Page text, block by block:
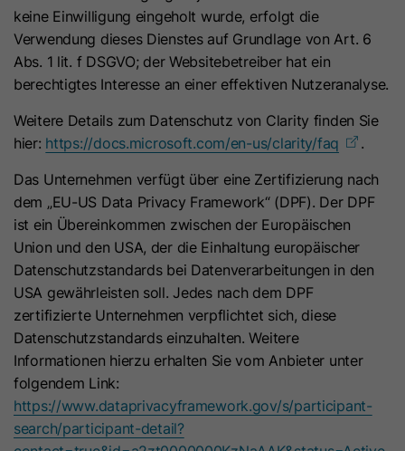
keine Einwilligung eingeholt wurde, erfolgt die
Verwendung dieses Dienstes auf Grundlage von Art. 6
Abs. 1 lit. f DSGVO; der Websitebetreiber hat ein
berechtigtes Interesse an einer effektiven Nutzeranalyse.
Weitere Details zum Datenschutz von Clarity finden Sie
hier: https://docs.microsoft.com/en-us/clarity/faq
.
Das Unternehmen verfügt über eine Zertifizierung nach
dem „EU-US Data Privacy Framework“ (DPF). Der DPF
ist ein Übereinkommen zwischen der Europäischen
Union und den USA, der die Einhaltung europäischer
Datenschutzstandards bei Datenverarbeitungen in den
USA gewährleisten soll. Jedes nach dem DPF
zertifizierte Unternehmen verpflichtet sich, diese
Datenschutzstandards einzuhalten. Weitere
Informationen hierzu erhalten Sie vom Anbieter unter
folgendem Link:
https://www.dataprivacyframework.gov/s/participant-
search/participant-detail?
Name oribi_cookie_test
Anbieter
Laufzeit Session
Zweck
Mit diesem Cookie wird bestimmt, ob
in der aktuellen Domain Tracking
aktiviert werden kann.
Name oribili_user_guid
Laufzeit 1 Jahr
Zweck
Dieses Cookie wird zum Zählen von
Unique Visitors einer Website
verwendet.